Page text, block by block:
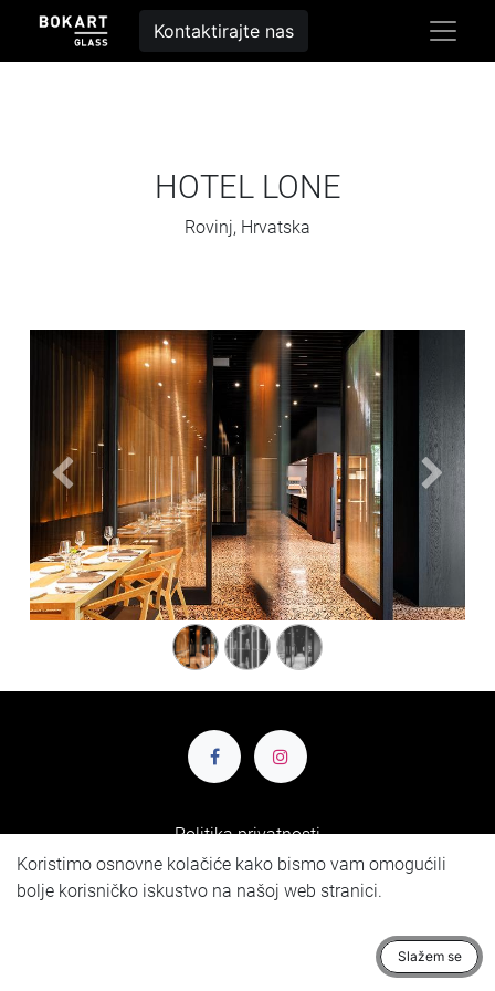
Kontaktirajte nas
HOTEL LONE
Rovinj, Hrvatska
Previous Next
Politika privatnosti
Pretplatite se na naš newsletter:
Pretplata
Koristimo osnovne kolačiće kako bismo vam omogućili
bolje korisničko iskustvo na našoj web stranici.
Slažem se